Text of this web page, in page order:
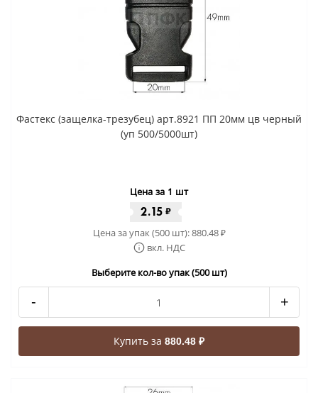
Фастекс (защелка-трезубец) арт.8921 ПП 20мм цв черный
(уп 500/5000шт)
Цена за 1 шт
2.15 ₽
Цена за упак (500 шт):880.48₽
вкл. НДС
Выберите кол-во упак (500 шт)
- +
Купить за 880.48 ₽